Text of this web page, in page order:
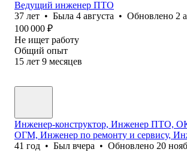
Ведущий инженер ПТО
37 лет • Была 4 августа • Обновлено 2
100 000 ₽
Не ищет работу
Общий опыт
15 лет 9 месяцев
Инженер-конструктор, Инженер ПТО,
ОГМ, Инженер по ремонту и сервису,
41 год • Был вчера • Обновлено 20